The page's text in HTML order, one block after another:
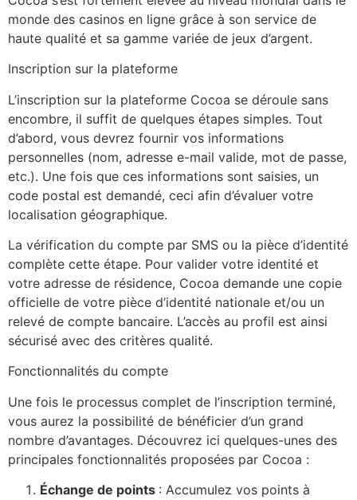
monde des casinos en ligne grâce à son service de
haute qualité et sa gamme variée de jeux d’argent.
Inscription sur la plateforme
L’inscription sur la plateforme Cocoa se déroule sans
encombre, il suffit de quelques étapes simples. Tout
d’abord, vous devrez fournir vos informations
personnelles (nom, adresse e-mail valide, mot de passe,
etc.). Une fois que ces informations sont saisies, un
code postal est demandé, ceci afin d’évaluer votre
localisation géographique.
La vérification du compte par SMS ou la pièce d’identité
complète cette étape. Pour valider votre identité et
votre adresse de résidence, Cocoa demande une copie
officielle de votre pièce d’identité nationale et/ou un
relevé de compte bancaire. L’accès au profil est ainsi
sécurisé avec des critères qualité.
Fonctionnalités du compte
Une fois le processus complet de l’inscription terminé,
vous aurez la possibilité de bénéficier d’un grand
nombre d’avantages. Découvrez ici quelques-unes des
principales fonctionnalités proposées par Cocoa :
Échange de points : Accumulez vos points à